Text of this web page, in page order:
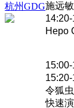
杭州GDG施远
Hepo
令狐
快速演